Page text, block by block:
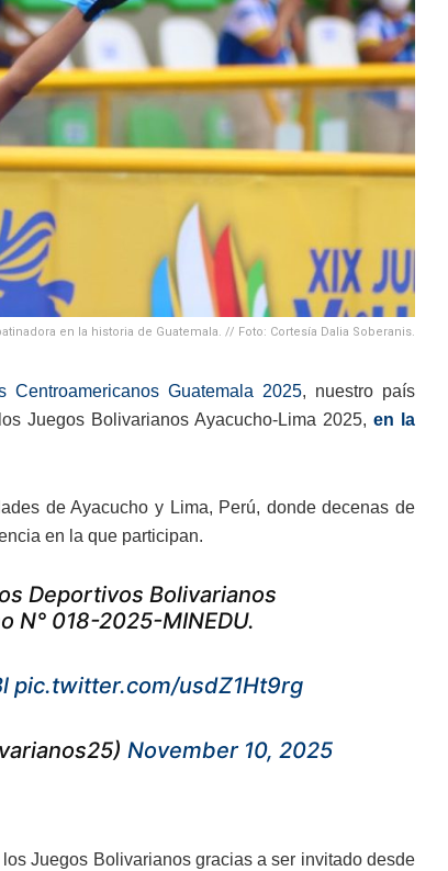
en la historia de Guatemala. // Foto: Cortesía Dalia Soberanis.
Centroamericanos Guatemala 2025, nuestro país
Juegos Bolivarianos Ayacucho-Lima 2025,en la
de Ayacucho y Lima, Perú, donde decenas de
en la que participan.
Deportivos Bolivarianos
N° 018-2025-MINEDU.
pic.twitter.com/usdZ1Ht9rg
November 10, 2025
Juegos Bolivarianos gracias a ser invitado desde